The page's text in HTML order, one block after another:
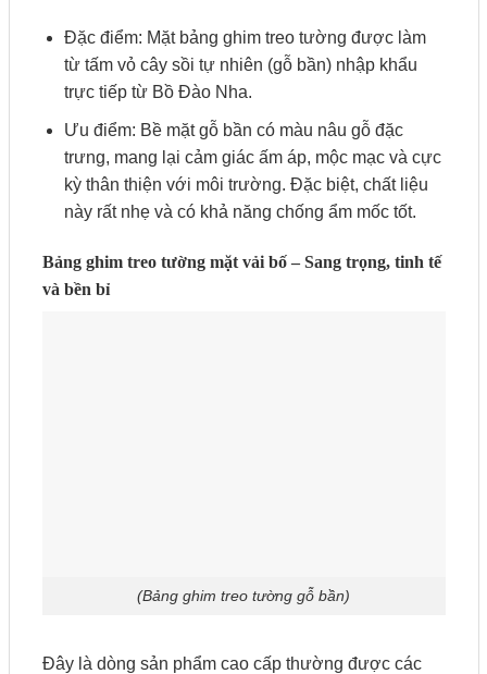
Đặc điểm: Mặt bảng ghim treo tường được làm
từ tấm vỏ cây sồi tự nhiên (gỗ bần) nhập khẩu
trực tiếp từ Bồ Đào Nha.
Ưu điểm: Bề mặt gỗ bần có màu nâu gỗ đặc
trưng, mang lại cảm giác ấm áp, mộc mạc và cực
kỳ thân thiện với môi trường. Đặc biệt, chất liệu
này rất nhẹ và có khả năng chống ẩm mốc tốt.
Bảng ghim treo tường mặt vải bố – Sang trọng, tinh tế
và bền bỉ
(Bảng ghim treo tường gỗ bần)
Đây là dòng sản phẩm cao cấp thường được các